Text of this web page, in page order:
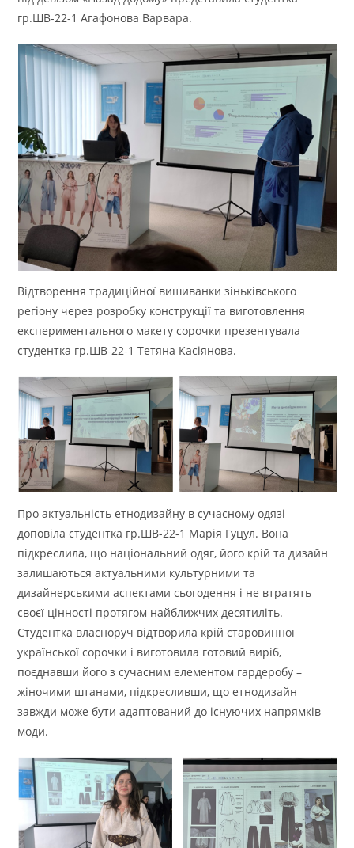
гр.ШВ-22-1 Агафонова Варвара.
Відтворення традиційної вишиванки зіньківського
регіону через розробку конструкції та виготовлення
експериментального макету сорочки презентувала
студентка гр.ШВ-22-1 Тетяна Касіянова.
Про актуальність етнодизайну в сучасному одязі
доповіла студентка гр.ШВ-22-1 Марія Гуцул. Вона
підкреслила, що національний одяг, його крій та дизайн
залишаються актуальними культурними та
дизайнерськими аспектами сьогодення і не втратять
своєї цінності протягом найближчих десятиліть.
Студентка власноруч відтворила крій старовинної
української сорочки і виготовила готовий виріб,
поєднавши його з сучасним елементом гардеробу –
жіночими штанами, підкресливши, що етнодизайн
завжди може бути адаптований до існуючих напрямків
моди.